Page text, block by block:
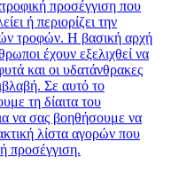
προσέγγιση που
ή περιορίζει την
τροφών. Η βασική αρχή
έχουν εξελιχθεί να
και οι υδατάνθρακες
Σε αυτό το
τη δίαιτα του
να σας βοηθήσουμε να
λίστα αγορών που
προσέγγιση.